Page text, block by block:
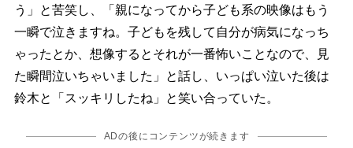
う」と苦笑し、「親になってから子ども系の映像はもう
一瞬で泣きますね。子どもを残して自分が病気になっち
ゃったとか、想像するとそれが一番怖いことなので、見
た瞬間泣いちゃいました」と話し、いっぱい泣いた後は
鈴木と「スッキリしたね」と笑い合っていた。
ADの後にコンテンツが続きます